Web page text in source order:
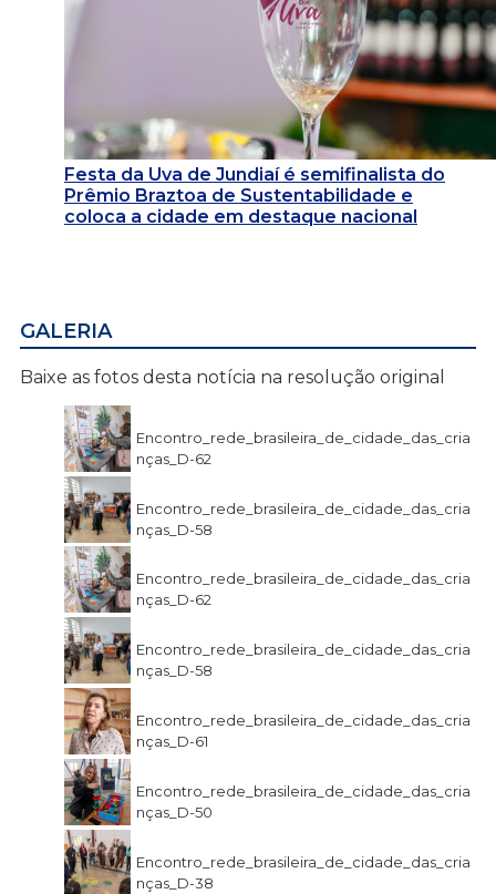
Festa da Uva de Jundiaí é semifinalista do
Prêmio Braztoa de Sustentabilidade e
coloca a cidade em destaque nacional
GALERIA
Baixe as fotos desta notícia na resolução original
Encontro_rede_brasileira_de_cidade_das_cria
nças_D-62
Encontro_rede_brasileira_de_cidade_das_cria
nças_D-58
Encontro_rede_brasileira_de_cidade_das_cria
nças_D-62
Encontro_rede_brasileira_de_cidade_das_cria
nças_D-58
Encontro_rede_brasileira_de_cidade_das_cria
nças_D-61
Encontro_rede_brasileira_de_cidade_das_cria
nças_D-50
Encontro_rede_brasileira_de_cidade_das_cria
nças_D-38